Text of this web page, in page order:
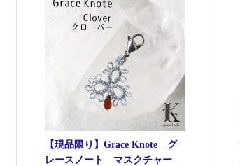
【現品限り】Grace Knote グ
レースノート マスクチャー